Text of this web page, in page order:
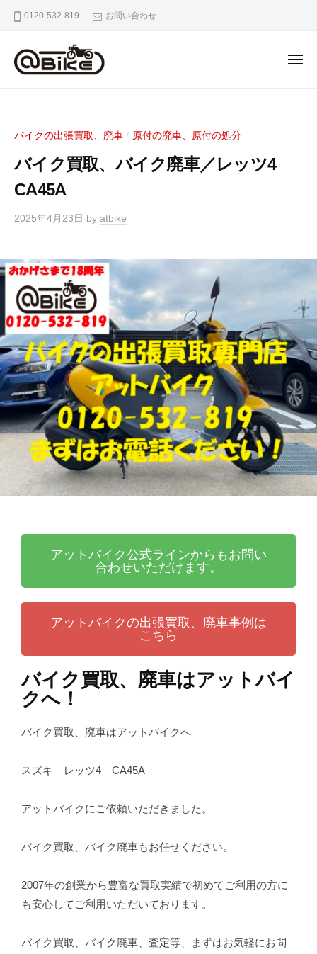
0120-532-819 お問い合わせ
出
張
取
門
店
ア
ッ
ト
バ
イ
ク
都
大
市
イ
出
張
買
取
り
・
引
取
り
・
車
バイクの出張買取、廃車 / 原付の廃車、原付の処分
バイク買取、バイク廃車／レッツ4
CA45A
2025年4月23日 by atbike
アットバイク公式ラインからもお問い
合わせいただけます。
アットバイクの出張買取、廃車事例は
こちら
バイク買取、廃車はアットバイ
クへ！
バイク買取、廃車はアットバイクへ
スズキ レッツ4 CA45A
アットバイクにご依頼いただきました。
バイク買取、バイク廃車もお任せください。
2007年の創業から豊富な買取実績で初めてご利用の方に
も安心してご利用いただいております。
バイク買取、バイク廃車、査定等、まずはお気軽にお問
イ
の
出
専
店
ア
ト
ク